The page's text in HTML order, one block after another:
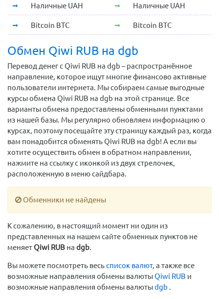
Наличные UAH Наличные UAH
Bitcoin BTC Bitcoin BTC
Обмен Qiwi RUB на dgb
Перевод денег с Qiwi RUB на dgb – распространённое
направление, которое ищут многие финансово активные
пользователи интернета. Мы собираем самые выгодные
курсы обмена Qiwi RUB на dgb на этой странице. Все
варианты обмена предоставлены обменными пунктами
из нашей базы. Мы регулярно обновляем информацию о
курсах, поэтому посещайте эту страницу каждый раз, когда
вам понадобится обменять Qiwi RUB на dgb! А если вы
хотите осуществить обмен в обратном направлении,
нажмите на ссылку с иконкой из двух стрелочек,
расположенную в меню сайдбара.
Обменники не найдены
К сожалению, в настоящий момент ни один из
представленных на нашем сайте обменных пунктов не
меняет Qiwi RUB на dgb.
Вы можете посмотреть весьсписок валют, а также все
возможные направления обмены валютыQiwi RUB и
возможные направления обмены валютыdgb .